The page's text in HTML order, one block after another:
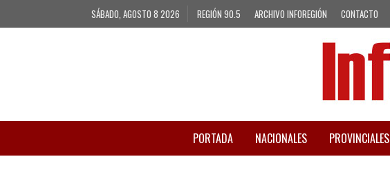
SÁBADO, AGOSTO 8 2026 REGIÓN 90.5 ARCHIVO INFOREGIÓN CONTACTO
PORTADA NACIONALES PROVINCIALES